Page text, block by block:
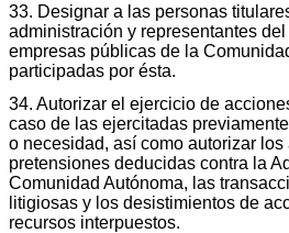
33. Designar a las personas
administración y representantes
empresas públicas de la
participadas por ésta.
34. Autorizar el ejercicio de
caso de las ejercitadas
o necesidad, así como autorizar
pretensiones deducidas contra la
Comunidad Autónoma, las
litigiosas y los desistimientos de
recursos interpuestos.